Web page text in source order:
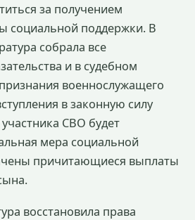
за получением
социальной поддержки. В
собрала все
и в судебном
военнослужащего
в законную силу
СВО будет
мера социальной
причитающиеся выплаты
восстановила права